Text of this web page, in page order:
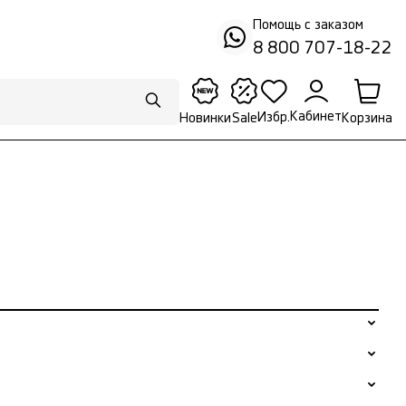
Помощь с заказом
8 800 707-18-22
НовинкиSale Избр. Кабинет Корзина